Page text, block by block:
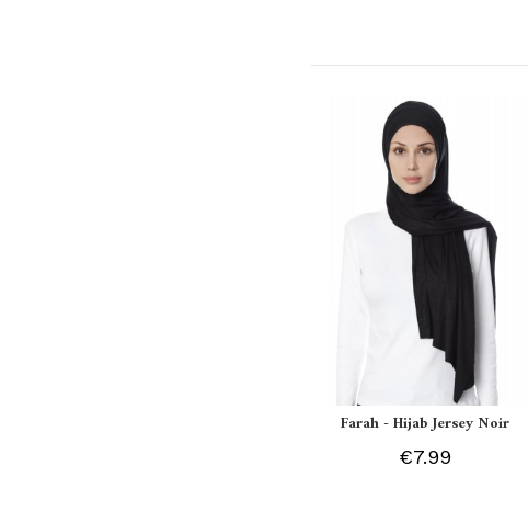
Farah - Hijab Jersey Noir
€7.99